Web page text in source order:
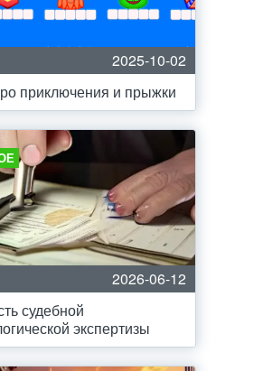
2025-10-02
приключения и прыжки
2026-06-12
судебной
экспертизы